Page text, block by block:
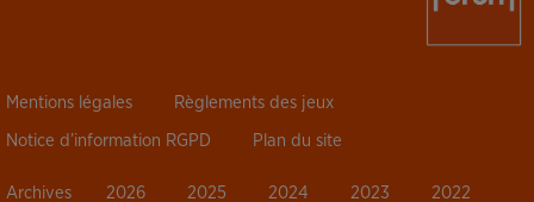
Mentions légales Règlements des jeux
Notice d’information RGPD Plan du site
Archives 2026 2025 2024 2023 2022